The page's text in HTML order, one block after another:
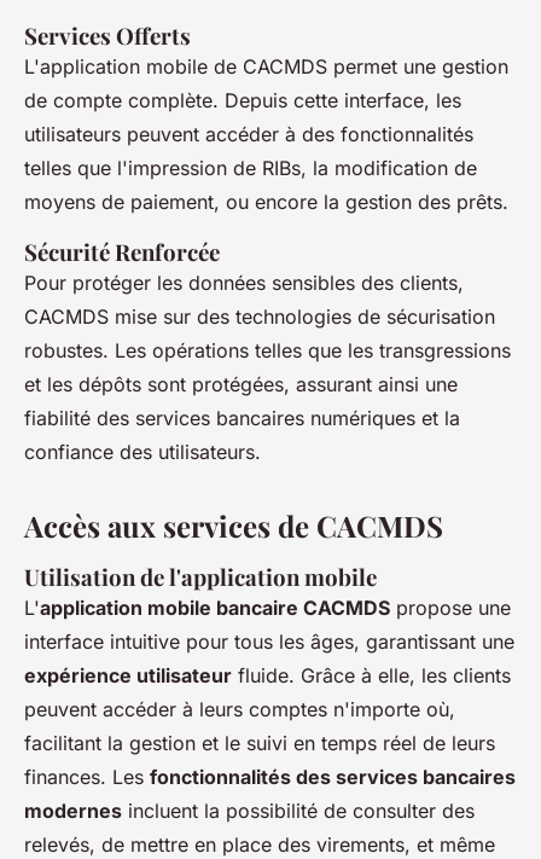
Services Offerts
L'application mobile de CACMDS permet une gestion
de compte complète. Depuis cette interface, les
utilisateurs peuvent accéder à des fonctionnalités
telles que l'impression de RIBs, la modification de
moyens de paiement, ou encore la gestion des prêts.
Sécurité Renforcée
Pour protéger les données sensibles des clients,
CACMDS mise sur des technologies de sécurisation
robustes. Les opérations telles que les transgressions
et les dépôts sont protégées, assurant ainsi une
fiabilité des services bancaires numériques et la
confiance des utilisateurs.
Accès aux services de CACMDS
Utilisation de l'application mobile
L'application mobile bancaire CACMDS propose une
interface intuitive pour tous les âges, garantissant une
expérience utilisateur fluide. Grâce à elle, les clients
peuvent accéder à leurs comptes n'importe où,
facilitant la gestion et le suivi en temps réel de leurs
finances. Les fonctionnalités des services bancaires
modernes incluent la possibilité de consulter des
relevés, de mettre en place des virements, et même